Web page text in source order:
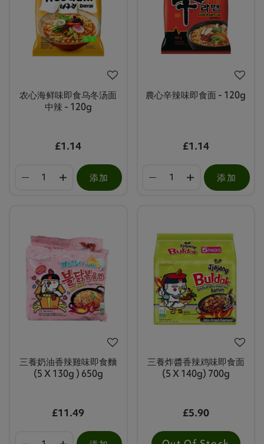
农心海鲜味即食乌冬汤面
中辣 - 120g
£1.14
添加
農心辛辣味即食面 - 120g
£1.14
添加
三養奶油香辣雞味即食麵
(5 X 130g ) 650g
£11.49
三養炸醬香辣鸡味即食面
(5 X 140g) 700g
£5.90